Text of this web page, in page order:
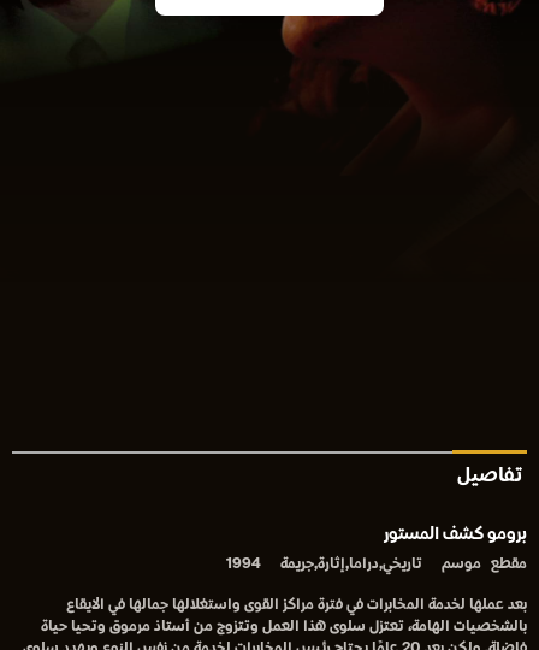
تفاصيل
برومو كشف المستور
مقطع موسم تاريخي,دراما,إثارة,جريمة 1994
بعد عملها لخدمة المخابرات في فترة مراكز القوى واستغلالها جمالها في الايقاع
بالشخصيات الهامة، تعتزل سلوى هذا العمل وتتزوج من أستاذ مرموق وتحيا حياة